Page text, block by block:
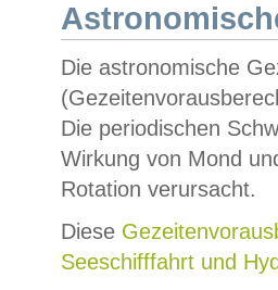
Die astronomische
Die periodischen
Wirkung von Mond
Rotation verursacht.
Diese
Seeschifffahrt und